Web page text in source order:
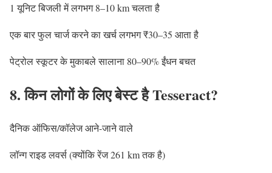
1 यूनिट बिजली में लगभग 8–10 km चलता है
एक बार फुल चार्ज करने का खर्च लगभग ₹30–35 आता है
पेट्रोल स्कूटर के मुकाबले सालाना 80–90% ईंधन बचत
8. किन लोगों के लिए बेस्ट है Tesseract?
दैनिक ऑफिस/कॉलेज आने-जाने वाले
लॉन्ग राइड लवर्स (क्योंकि रेंज 261 km तक है)